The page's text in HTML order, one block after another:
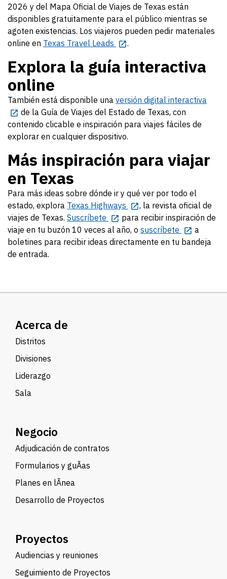
2026 y del Mapa Oficial de Viajes de Texas están
disponibles gratuitamente para el público mientras se
agoten existencias. Los viajeros pueden pedir materiales
online en Texas Travel Leads .
Explora la guía interactiva
online
También está disponible una versión digital interactiva
de la Guía de Viajes del Estado de Texas, con
contenido clicable e inspiración para viajes fáciles de
explorar en cualquier dispositivo.
Más inspiración para viajar
en Texas
Para más ideas sobre dónde ir y qué ver por todo el
estado, explora Texas Highways
, la revista oficial de
viajes de Texas. Suscríbete
para recibir inspiración de
viaje en tu buzón 10 veces al año, o suscríbete
a
boletines para recibir ideas directamente en tu bandeja
de entrada.
Acerca de
Distritos
Divisiones
Liderazgo
Sala
Negocio
Adjudicación de contratos
Formularios y guÃ­as
Planes en lÃ­nea
Desarrollo de Proyectos
Proyectos
Audiencias y reuniones
Seguimiento de Proyectos